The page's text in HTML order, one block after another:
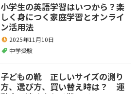
小学生の英語学習はいつから？楽
しく身につく家庭学習とオンライ
ン活用法
2025年11月10日
中学受験
子どもの靴 正しいサイズの測り
方、選び方、買い替え時は？ 運